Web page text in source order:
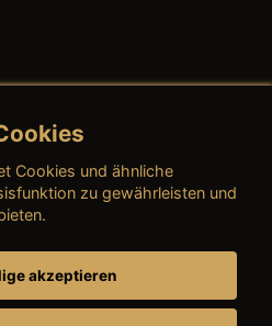
Cookies und ähnliche
zu gewährleisten und
akzeptieren